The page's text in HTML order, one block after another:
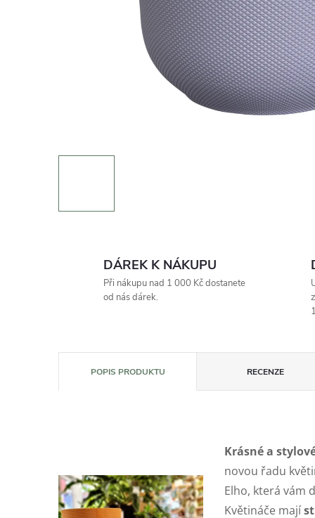
DÁREK K NÁKUPU
Při nákupu nad 1 000 Kč dostanete
od nás dárek.
POPIS PRODUKTU RECENZE
Krásné a
novou řadu
Elho, která vám
Květináče mají